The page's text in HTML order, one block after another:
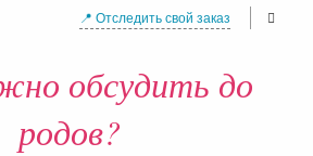
📍 Отследить свой заказ
обсудить до
родов?